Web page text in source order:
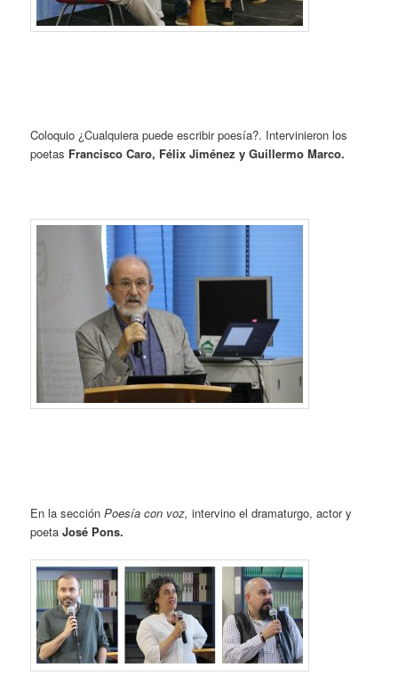
Coloquio ¿Cualquiera puede escribir poesía?. Intervinieron los
poetas Francisco Caro, Félix Jiménez y Guillermo Marco.
En la secciónPoesía con voz,intervino el dramaturgo, actor y
poetaJosé Pons.